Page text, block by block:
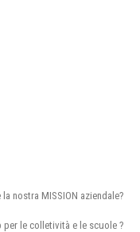
nostra MISSION aziendale?
le colletività e le scuole ?